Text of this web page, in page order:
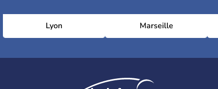
Lyon Marseille